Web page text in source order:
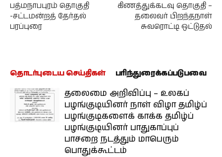
பத்மநாபபுரம் தொகுதி
-சட்டமன்றத் தேர்தல்
பரப்புரை
கிணத்துக்கடவு தொகுதி –
தலைவர் பிறந்தநாள்
சுவரொட்டி ஒட்டுதல்
தொடர்புடைய செய்திகள் பரிந்துரைக்கப்படுபவை
தலைமை அறிவிப்பு – உலகப்
பழங்குடியினர் நாள் விழா தமிழ்ப்
பழங்குடிகளைக் காக்க தமிழ்ப்
பழங்குடியினர் பாதுகாப்புப்
பாசறை நடத்தும் மாபெரும்
பொதுக்கூட்டம்